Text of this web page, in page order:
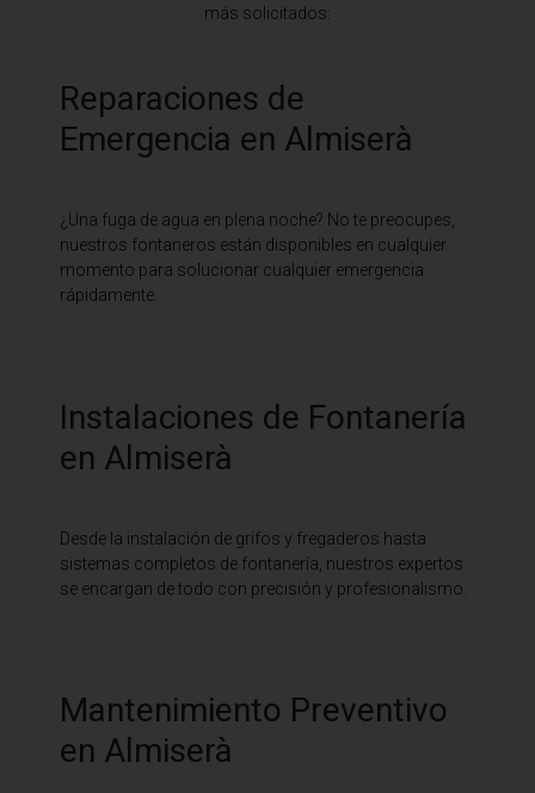
más solicitados:
Reparaciones de
Emergencia en Almiserà
¿Una fuga de agua en plena noche? No te preocupes,
nuestros fontaneros están disponibles en cualquier
momento para solucionar cualquier emergencia
rápidamente.
Instalaciones de Fontanería
en Almiserà
Desde la instalación de grifos y fregaderos hasta
sistemas completos de fontanería, nuestros expertos
se encargan de todo con precisión y profesionalismo.
Mantenimiento Preventivo
en Almiserà